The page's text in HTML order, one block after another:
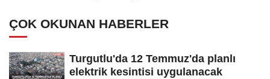
ÇOK OKUNAN HABERLER
Turgutlu'da 12 Temmuz'da planlı
elektrik kesintisi uygulanacak